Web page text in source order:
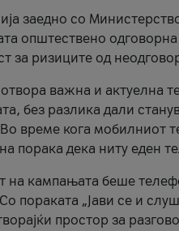
заедно со
општествено
за ризиците од
важна и актуелна
без разлика дали
време кога мобилниот
порака дека ниту еден
на кампањата беше
пораката „Јави се и
простор за